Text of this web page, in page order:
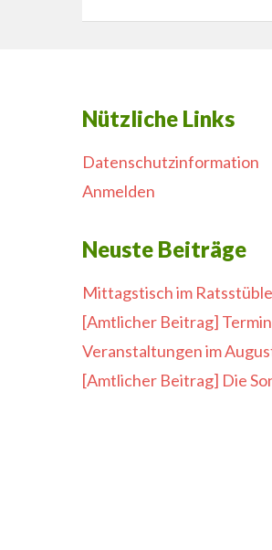
Nützliche Links
Datenschutzinformation
Anmelden
Neuste Beiträge
Mittagstisch im Ratsstüble
[Amtlicher Beitrag]
Veranstaltungen im
[Amtlicher Beitrag] Die